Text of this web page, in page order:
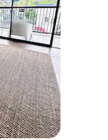
6 Bewertungen